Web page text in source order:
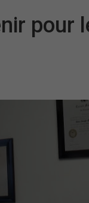
pour